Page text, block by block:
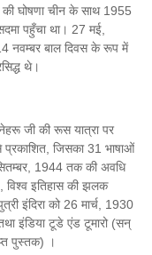
की घोषणा चीन के साथ 1955
पहुँचा था। 27 मई,
नवम्बर बाल दिवस के रूप में
थे।
जी की रूस यात्रा पर
जिसका 31 भाषाओं
1944 तक की अवधि
विश्व इतिहास की झलक
इंदिरा को 26 मार्च, 1930
इंडिया टूडे एंड टूमारो (सन्
पुस्तक) ।